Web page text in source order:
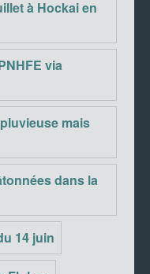
à Hockai en
via
mais
dans la
14 juin